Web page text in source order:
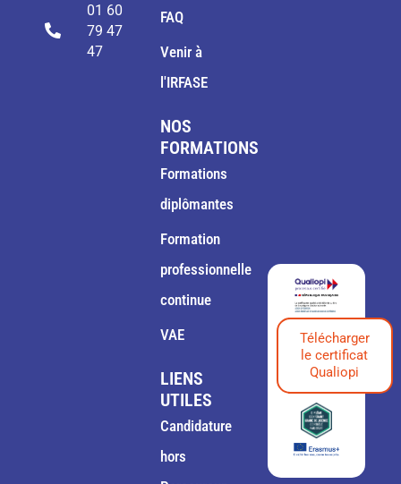
01 60
79 47
47
FAQ
Venir à
l'IRFASE
NOS
FORMATIONS
Formations
diplômantes
Formation
professionnelle
continue
VAE
LIENS
UTILES
Candidature
hors
Télécharger
le certificat
Qualiopi